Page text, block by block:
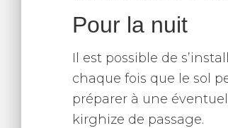
Pour la nuit
Il est possible de
chaque fois que le sol
préparer à une
kirghize de passage.